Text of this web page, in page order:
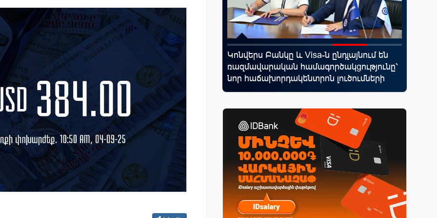
IDBank-ը ներկայացնում է նոր Mastercard
World քարտը՝ ճանապարհորդական
առավելություններով և հատուկ արշավով
Կոնվերս Բանկը և Visa-ն ընդլայնում են
ռազմավարական համագործակցությունը՝
նոր հաճախորդակենտրոն լուծումների
զարգացման նպատակով